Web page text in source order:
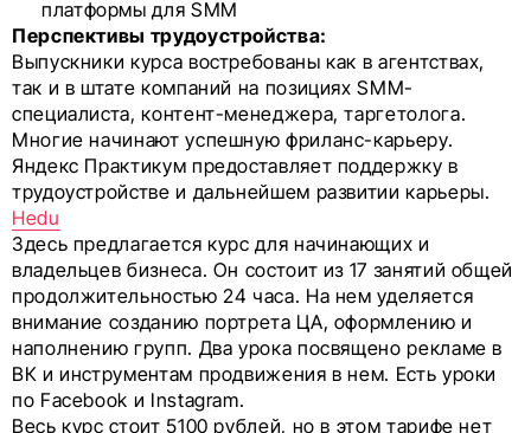
платформы для SMM
Перспективы трудоустройства:
Выпускники курса востребованы как в агентствах,
так и в штате компаний на позициях SMM-
специалиста, контент-менеджера, таргетолога.
Многие начинают успешную фриланс-карьеру.
Яндекс Практикум предоставляет поддержку в
трудоустройстве и дальнейшем развитии карьеры.
Hedu
Здесь предлагается курс для начинающих и
владельцев бизнеса. Он состоит из 17 занятий общей
продолжительностью 24 часа. На нем уделяется
внимание созданию портрета ЦА, оформлению и
наполнению групп. Два урока посвящено рекламе в
ВК и инструментам продвижения в нем. Есть уроки
по Facebook и Instagram.
Весь курс стоит 5100 рублей, но в этом тарифе нет